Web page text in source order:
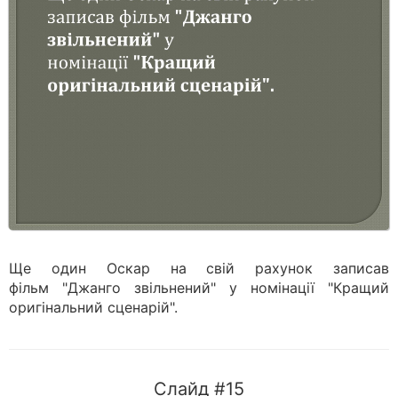
Ще один Оскар на свій рахунок записав
фільм "Джанго звільнений" у номінації "Кращий
оригінальний сценарій".
Слайд #15